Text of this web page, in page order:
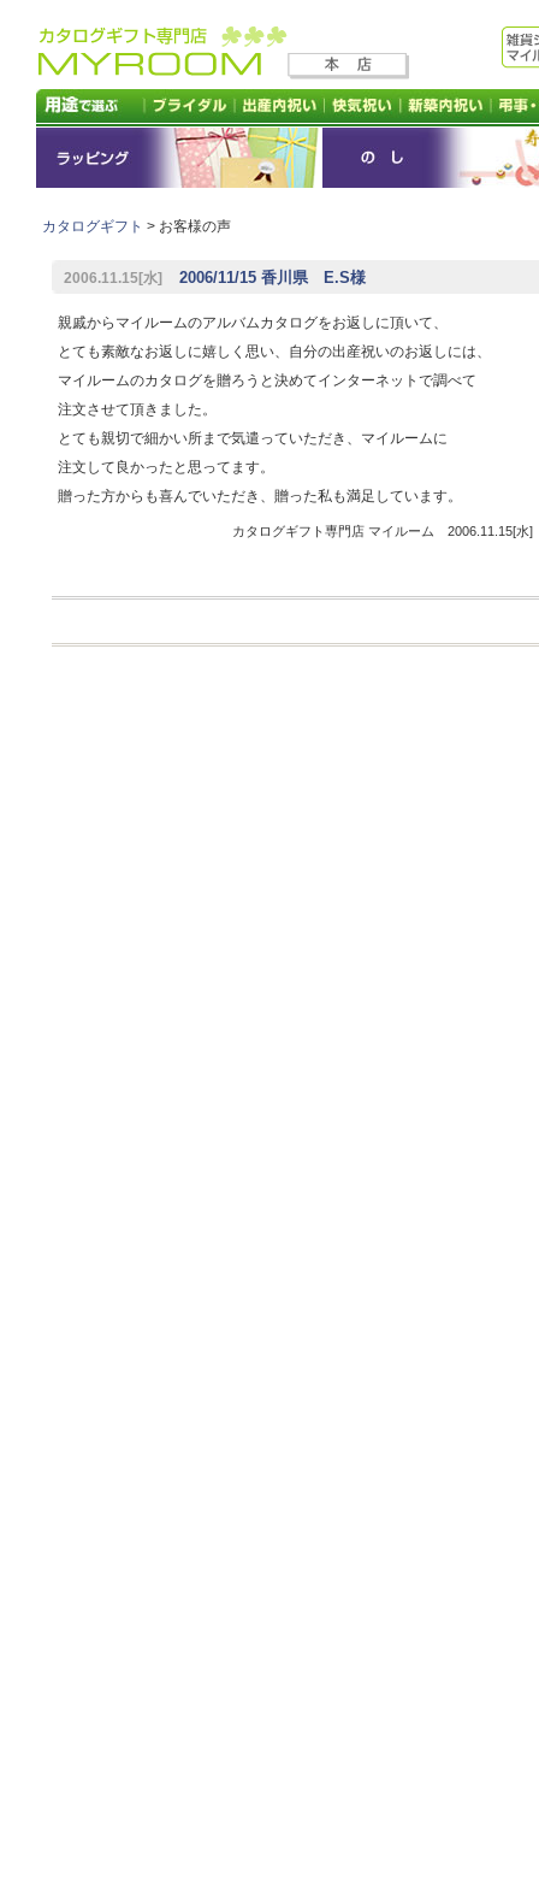
カタログギフト > お客様の声
2006.11.15[水] 2006/11/15 香川県 E.S様
親戚からマイルームのアルバムカタログをお返しに頂いて、
とても素敵なお返しに嬉しく思い、自分の出産祝いのお返しには、
マイルームのカタログを贈ろうと決めてインターネットで調べて
注文させて頂きました。
とても親切で細かい所まで気遣っていただき、マイルームに
注文して良かったと思ってます。
贈った方からも喜んでいただき、贈った私も満足しています。
カタログギフト専門店 マイルーム 2006.11.15[